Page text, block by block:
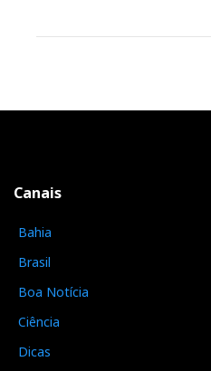
Canais
Bahia
Brasil
Boa Notícia
Ciência
Dicas